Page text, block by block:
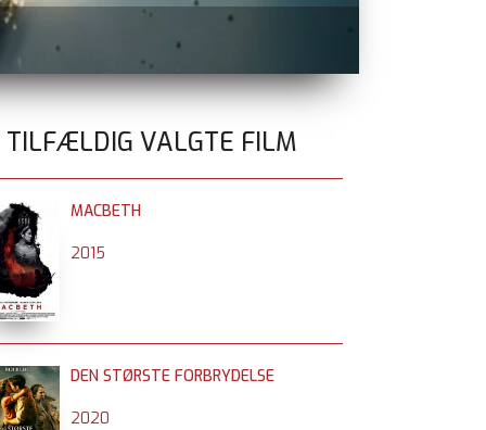
TILFÆLDIG VALGTE FILM
MACBETH
2015
DEN STØRSTE FORBRYDELSE
2020